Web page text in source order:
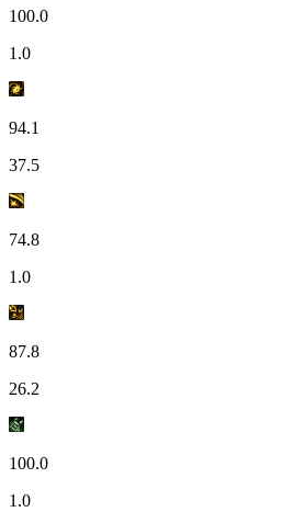
100.0
1.0
94.1
37.5
74.8
1.0
87.8
26.2
100.0
1.0